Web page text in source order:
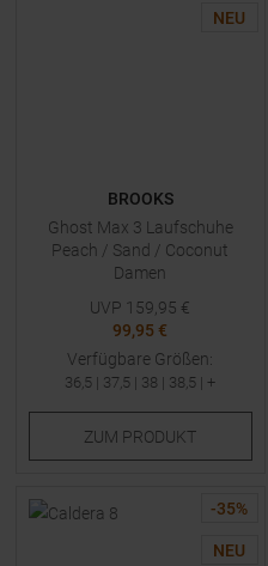
NEU
BROOKS
Ghost Max 3 Laufschuhe
Peach / Sand / Coconut
Damen
UVP 159,95 €
99,95 €
Verfügbare Größen:
36,5 | 37,5 | 38 | 38,5 | +
ZUM PRODUKT
-35%
NEU